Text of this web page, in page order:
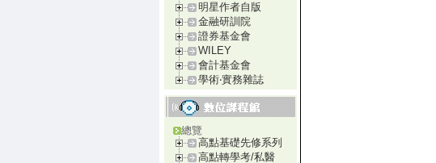
明星作者自版
金融研訓院
證券基金會
WILEY
會計基金會
學術‧實務雜誌
總覽
高點基礎先修系列
高點轉學考/私醫